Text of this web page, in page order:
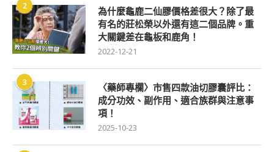
2
為什麼龜鹿二仙膠價格差很大？除了最
有名的莊松榮以外還有這二個品牌。重
大關鍵差在龜板和鹿角！
2022-12-21
3
〈藥師專欄〉市售四款油切膠囊評比：
成分功效、副作用、適合族群與注意事
項！
2025-10-23